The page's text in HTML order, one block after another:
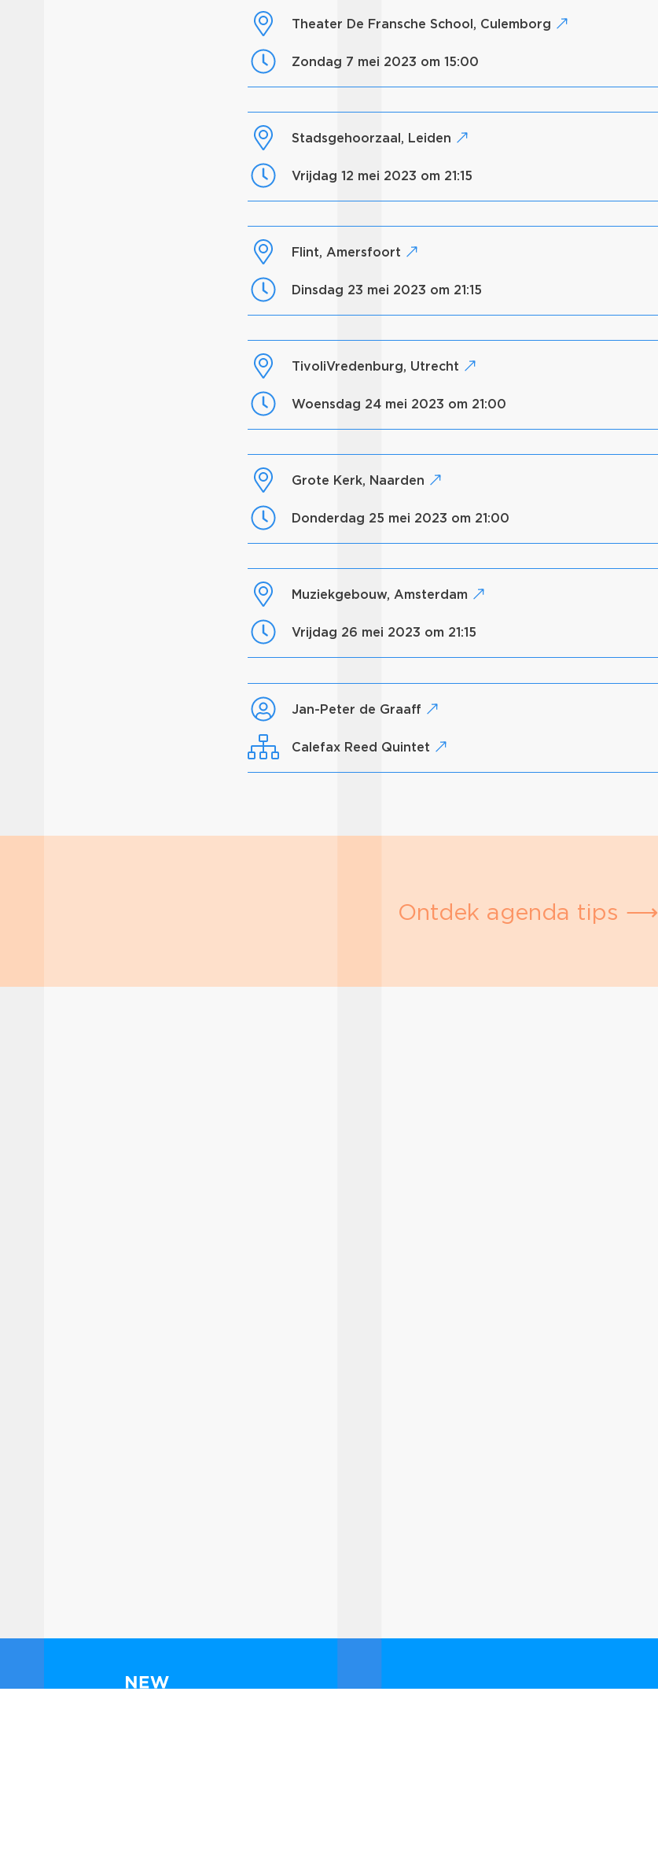
Theater De Fransche School, Culemborg
zondag 7 mei 2023 om 15:00
Stadsgehoorzaal, Leiden
vrijdag 12 mei 2023 om 21:15
Flint, Amersfoort
dinsdag 23 mei 2023 om 21:15
TivoliVredenburg, Utrecht
woensdag 24 mei 2023 om 21:00
Grote Kerk, Naarden
donderdag 25 mei 2023 om 21:00
Muziekgebouw, Amsterdam
vrijdag 26 mei 2023 om 21:15
Jan-Peter de Graaff
Calefax Reed Quintet
Ontdek agenda tips ⟶